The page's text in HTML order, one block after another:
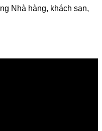
Nhà hàng, khách sạn,